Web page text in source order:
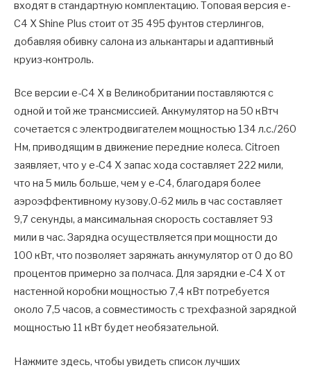
входят в стандартную комплектацию. Топовая версия e-
C4 X Shine Plus стоит от 35 495 фунтов стерлингов,
добавляя обивку салона из алькантары и адаптивный
круиз-контроль.
Все версии e-C4 X в Великобритании поставляются с
одной и той же трансмиссией. Аккумулятор на 50 кВтч
сочетается с электродвигателем мощностью 134 л.с./260
Нм, приводящим в движение передние колеса. Citroen
заявляет, что у e-C4 X запас хода составляет 222 мили,
что на 5 миль больше, чем у e-C4, благодаря более
аэроэффективному кузову.0-62 миль в час составляет
9,7 секунды, а максимальная скорость составляет 93
мили в час. Зарядка осуществляется при мощности до
100 кВт, что позволяет заряжать аккумулятор от 0 до 80
процентов примерно за полчаса. Для зарядки e-C4 X от
настенной коробки мощностью 7,4 кВт потребуется
около 7,5 часов, а совместимость с трехфазной зарядкой
мощностью 11 кВт будет необязательной.
Нажмите здесь, чтобы увидеть список лучших